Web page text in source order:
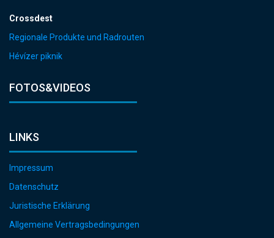
Crossdest
Regionale Produkte und Radrouten
Hévízer piknik
FOTOS&VIDEOS
LINKS
Impressum
Datenschutz
Juristische Erklärung
Allgemeine Vertragsbedingungen